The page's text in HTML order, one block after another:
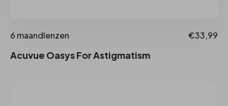
6 maandlenzen €33,99
Acuvue Oasys For Astigmatism